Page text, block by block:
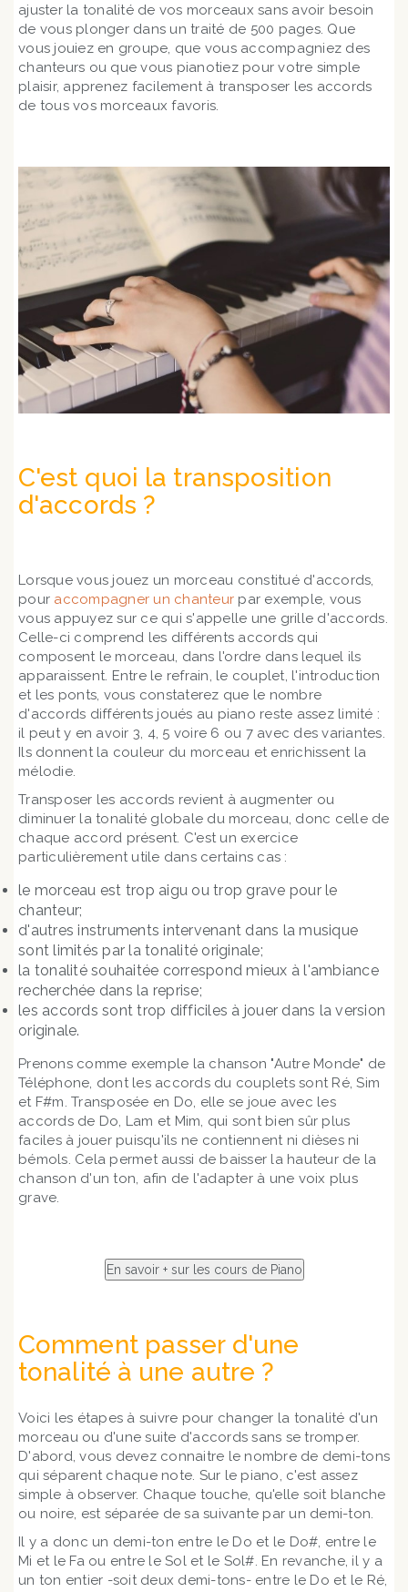
ajuster la tonalité de vos morceaux sans avoir besoin
de vous plonger dans un traité de 500 pages. Que
vous jouiez en groupe, que vous accompagniez des
chanteurs ou que vous pianotiez pour votre simple
plaisir, apprenez facilement à transposer les accords
de tous vos morceaux favoris.
C'est quoi la transposition
d'accords ?
Lorsque vous jouez un morceau constitué d'accords,
pour accompagner un chanteur par exemple, vous
vous appuyez sur ce qui s'appelle une grille d'accords.
Celle-ci comprend les différents accords qui
composent le morceau, dans l'ordre dans lequel ils
apparaissent. Entre le refrain, le couplet, l'introduction
et les ponts, vous constaterez que le nombre
d'accords différents joués au piano reste assez limité :
il peut y en avoir 3, 4, 5 voire 6 ou 7 avec des variantes.
Ils donnent la couleur du morceau et enrichissent la
mélodie.
Transposer les accords revient à augmenter ou
diminuer la tonalité globale du morceau, donc celle de
chaque accord présent. C'est un exercice
particulièrement utile dans certains cas :
le morceau est trop aigu ou trop grave pour le
chanteur;
d'autres instruments intervenant dans la musique
sont limités par la tonalité originale;
la tonalité souhaitée correspond mieux à l'ambiance
recherchée dans la reprise;
les accords sont trop difficiles à jouer dans la version
originale.
Prenons comme exemple la chanson "Autre Monde" de
Téléphone, dont les accords du couplets sont Ré, Sim
et F#m. Transposée en Do, elle se joue avec les
accords de Do, Lam et Mim, qui sont bien sûr plus
faciles à jouer puisqu'ils ne contiennent ni dièses ni
bémols. Cela permet aussi de baisser la hauteur de la
chanson d'un ton, afin de l'adapter à une voix plus
grave.
Comment passer d'une
tonalité à une autre ?
Voici les étapes à suivre pour changer la tonalité d'un
morceau ou d'une suite d'accords sans se tromper.
D'abord, vous devez connaitre le nombre de demi-tons
qui séparent chaque note. Sur le piano, c'est assez
simple à observer. Chaque touche, qu'elle soit blanche
ou noire, est séparée de sa suivante par un demi-ton.
Il y a donc un demi-ton entre le Do et le Do#, entre le
Mi et le Fa ou entre le Sol et le Sol#. En revanche, il y a
un ton entier -soit deux demi-tons- entre le Do et le Ré,